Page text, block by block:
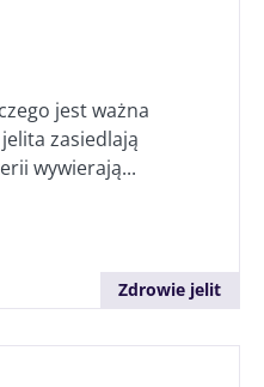
jest ważna
zasiedlają
wywierają...
Zdrowie jelit